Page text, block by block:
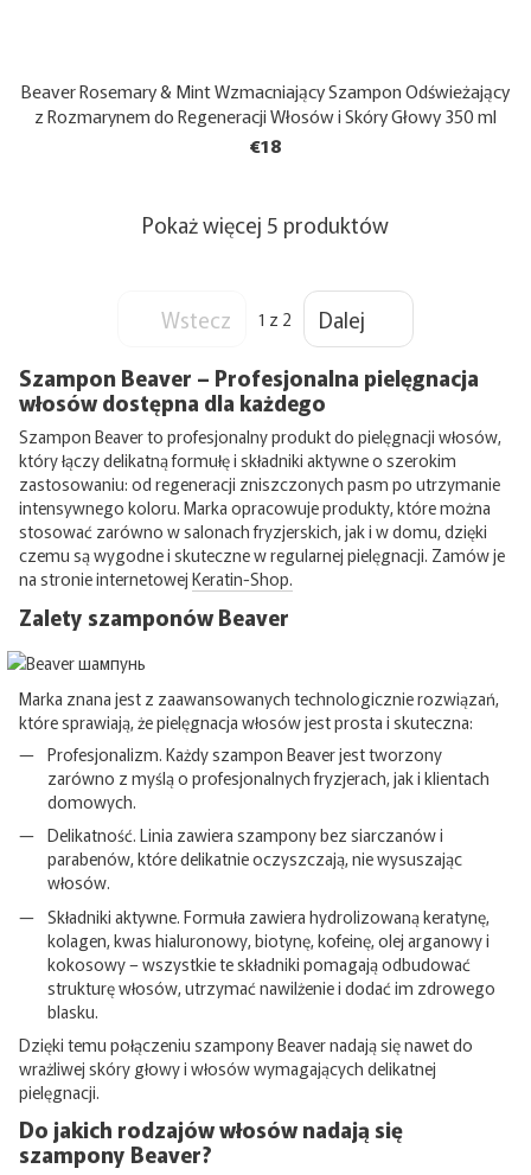
Beaver Rosemary & Mint Wzmacniający Szampon Odświeżający
z Rozmarynem do Regeneracji Włosów i Skóry Głowy 350 ml
€18
Pokaż więcej 5 produktów
Wstecz 1 z 2
Dalej
Szampon Beaver – Profesjonalna pielęgnacja
włosów dostępna dla każdego
Szampon Beaver to profesjonalny produkt do pielęgnacji włosów,
który łączy delikatną formułę i składniki aktywne o szerokim
zastosowaniu: od regeneracji zniszczonych pasm po utrzymanie
intensywnego koloru. Marka opracowuje produkty, które można
stosować zarówno w salonach fryzjerskich, jak i w domu, dzięki
czemu są wygodne i skuteczne w regularnej pielęgnacji. Zamów je
na stronie internetowej Keratin-Shop.
Zalety szamponów Beaver
Marka znana jest z zaawansowanych technologicznie rozwiązań,
które sprawiają, że pielęgnacja włosów jest prosta i skuteczna:
Profesjonalizm. Każdy szampon Beaver jest tworzony
zarówno z myślą o profesjonalnych fryzjerach, jak i klientach
domowych.
Delikatność. Linia zawiera szampony bez siarczanów i
parabenów, które delikatnie oczyszczają, nie wysuszając
włosów.
Składniki aktywne. Formuła zawiera hydrolizowaną keratynę,
kolagen, kwas hialuronowy, biotynę, kofeinę, olej arganowy i
kokosowy – wszystkie te składniki pomagają odbudować
strukturę włosów, utrzymać nawilżenie i dodać im zdrowego
blasku.
Dzięki temu połączeniu szampony Beaver nadają się nawet do
wrażliwej skóry głowy i włosów wymagających delikatnej
pielęgnacji.
Do jakich rodzajów włosów nadają się
szampony Beaver?